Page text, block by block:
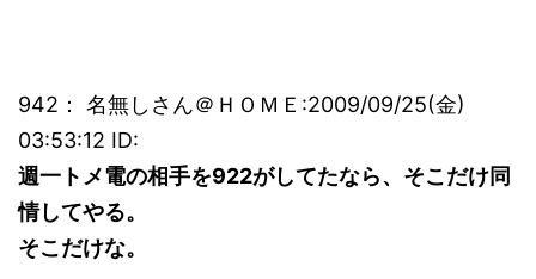
942： 名無しさん＠ＨＯＭＥ:2009/09/25(金)
03:53:12 ID:
週一トメ電の相手を922がしてたなら、そこだけ同
情してやる。
そこだけな。